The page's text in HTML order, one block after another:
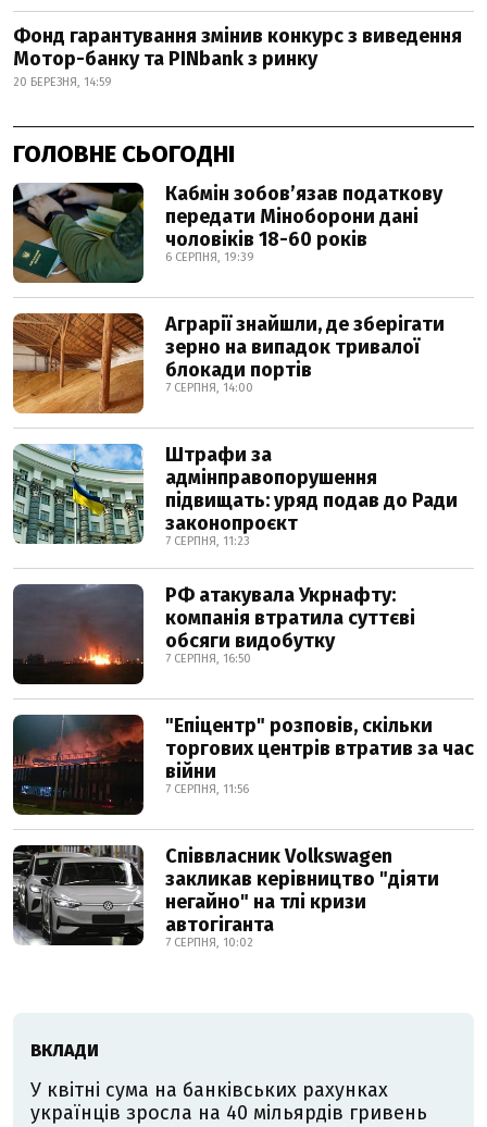
Фонд гарантування змінив конкурс з виведення
Мотор-банку та PINbank з ринку
20 БЕРЕЗНЯ, 14:59
ГОЛОВНЕ СЬОГОДНІ
Кабмін зобовʼязав податкову
передати Міноборони дані
чоловіків 18-60 років
6 СЕРПНЯ, 19:39
Аграрії знайшли, де зберігати
зерно на випадок тривалої
блокади портів
7 СЕРПНЯ, 14:00
Штрафи за
адмінправопорушення
підвищать: уряд подав до Ради
законопроєкт
7 СЕРПНЯ, 11:23
РФ атакувала Укрнафту:
компанія втратила суттєві
обсяги видобутку
7 СЕРПНЯ, 16:50
"Епіцентр" розповів, скільки
торгових центрів втратив за час
війни
7 СЕРПНЯ, 11:56
Співвласник Volkswagen
закликав керівництво "діяти
негайно" на тлі кризи
автогіганта
7 СЕРПНЯ, 10:02
ВКЛАДИ
У квітні сума на банківських рахунках
українців зросла на 40 мільярдів гривень